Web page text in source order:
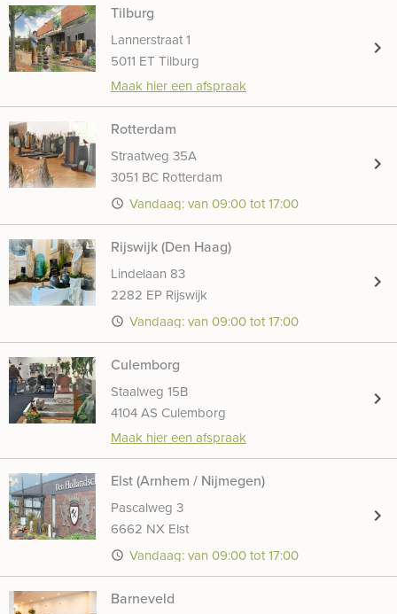
Tilburg
Lannerstraat 1
5011 ET Tilburg
Maak hier een afspraak
chevron_right
Rotterdam
Straatweg 35A
3051 BC Rotterdam
access_time Vandaag: van 09:00 tot 17:00
chevron_right
Rijswijk (Den Haag)
Lindelaan 83
2282 EP Rijswijk
access_time Vandaag: van 09:00 tot 17:00
chevron_right
Culemborg
Staalweg 15B
4104 AS Culemborg
Maak hier een afspraak
chevron_right
Elst (Arnhem / Nijmegen)
Pascalweg 3
6662 NX Elst
access_time Vandaag: van 09:00 tot 17:00
chevron_right
Barneveld